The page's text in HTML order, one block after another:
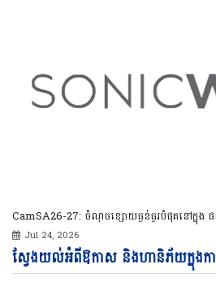
CamSA26-27: ចំណុចខ្សោយធ្ងន់ធ្ងរបំផុតនៅក្នុ
Jul 24, 2026
ស្វែងយល់អំពីឱកាស និងហានិភ័យក្នុងកា